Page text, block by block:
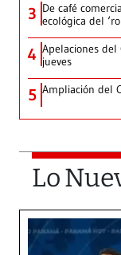
3 De café
ecológica del
4 Apelaciones del
jueves
5 Ampliación del
Lo